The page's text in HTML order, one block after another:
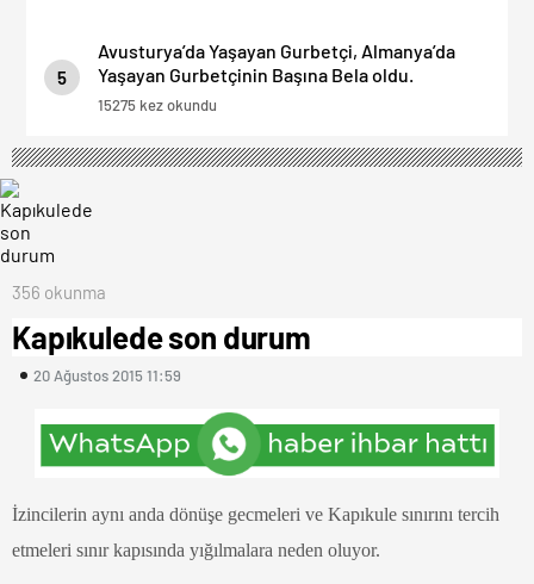
5
Avusturya’da Yaşayan Gurbetçi, Almanya’da
Yaşayan Gurbetçinin Başına Bela oldu.
15275 kez okundu
356 okunma
Kapıkulede son durum
20 Ağustos 2015 11:59
İzincilerin aynı anda dönüşe gecmeleri ve Kapıkule sınırını tercih
etmeleri sınır kapısında yığılmalara neden oluyor.